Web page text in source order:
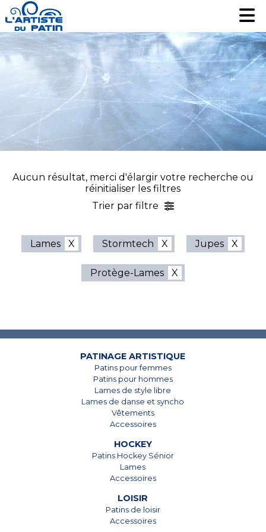
Hockey
Liquidation
Nous contacter
EN
7825, Boul. Taschereau
Brossard, Qc
J4Y 1A4
450 678-5442
Aucun résultat, merci d'élargir votre recherche ou
réinitialiser les filtres
Trier par filtre
Lames Stormtech Jupes
Protège-Lames
PATINAGE ARTISTIQUE
Patins pour femmes
Patins pour hommes
Lames de style libre
Lames de danse et syncho
Vêtements
Accessoires
HOCKEY
Patins Hockey Sénior
Lames
Accessoires
LOISIR
Patins de loisir
Accessoires
Hockey
Liquidation
Nous contacter
EN
7825, Boul. Taschereau
Brossard, Qc
J4Y 1A4
450 678-5442